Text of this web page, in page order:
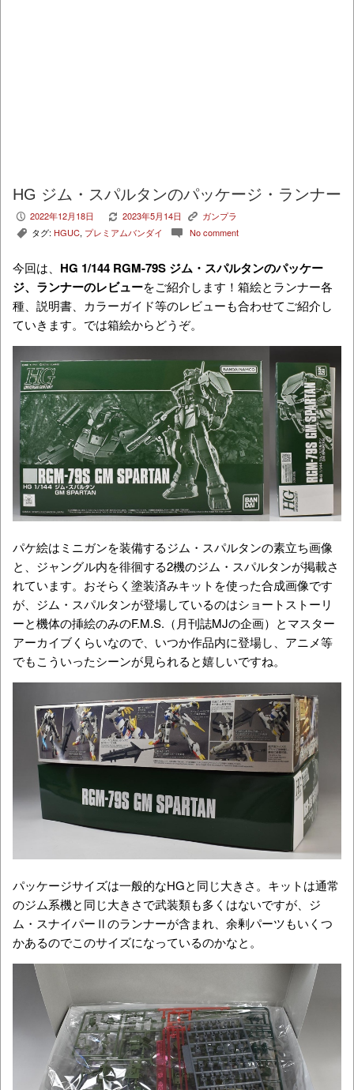
HG ジム・スパルタンのパッケージ・ランナー
P 2022年12月18日 V 2023年5月14日 K ガンプラ
, タグ: HGUC, プレミアムバンダイ c No comment
今回は、 HG 1/144 RGM-79S ジム・スパルタンのパッケー
ジ、ランナーのレビューをご紹介します！箱絵とランナー各
種、説明書、カラーガイド等のレビューも合わせてご紹介し
ていきます。では箱絵からどうぞ。
パケ絵はミニガンを装備するジム・スパルタンの素立ち画像
と、ジャングル内を徘徊する2機のジム・スパルタンが掲載さ
れています。おそらく塗装済みキットを使った合成画像です
が、ジム・スパルタンが登場しているのはショートストーリ
ーと機体の挿絵のみのF.M.S.（月刊誌MJの企画）とマスター
アーカイブくらいなので、いつか作品内に登場し、アニメ等
でもこういったシーンが見られると嬉しいですね。
パッケージサイズは一般的なHGと同じ大きさ。キットは通常
のジム系機と同じ大きさで武装類も多くはないですが、ジ
ム・スナイパーⅡのランナーが含まれ、余剰パーツもいくつ
かあるのでこのサイズになっているのかなと。